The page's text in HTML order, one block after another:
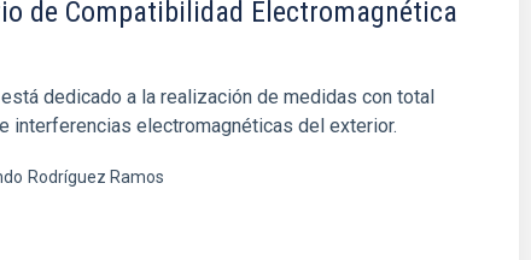
de Compatibilidad Electromagnética
dedicado a la realización de medidas con total
interferencias electromagnéticas del exterior.
Rodríguez Ramos